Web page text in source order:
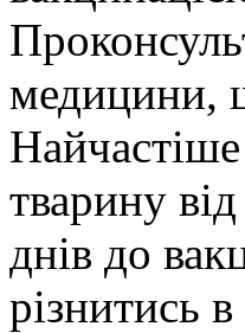
медицини,
тварину
днів до
різнитись